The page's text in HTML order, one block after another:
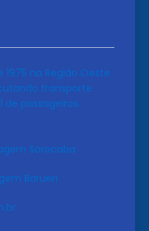
1975 na Região Oeste
transporte
passageiros.
Sorocaba
Barueri